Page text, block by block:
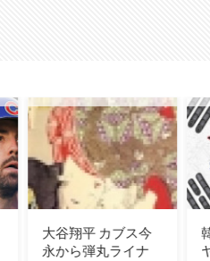
韓国人「韓国版モ
ヤさまが面白い！